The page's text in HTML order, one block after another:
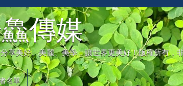
傳媒
享美好、美麗、美學，讓世界更美好！版權所有，
名單